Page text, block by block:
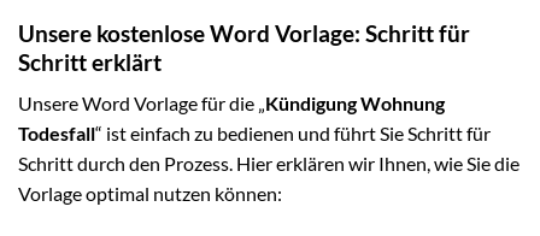
Unsere kostenlose Word Vorlage: Schritt für
Schritt erklärt
Unsere Word Vorlage für die „Kündigung Wohnung
Todesfall“ ist einfach zu bedienen und führt Sie Schritt für
Schritt durch den Prozess. Hier erklären wir Ihnen, wie Sie die
Vorlage optimal nutzen können: